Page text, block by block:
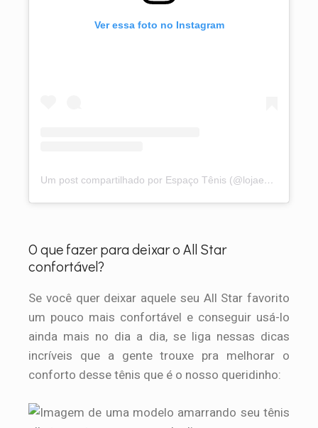
Ver essa foto no Instagram
Um post compartilhado por Espaço Tênis (@lojaespacotenis)
O que fazer para deixar o All Star
confortável?
Se você quer deixar aquele seu All Star favorito
um pouco mais confortável e conseguir usá-lo
ainda mais no dia a dia, se liga nessas dicas
incríveis que a gente trouxe pra melhorar o
conforto desse tênis que é o nosso queridinho: